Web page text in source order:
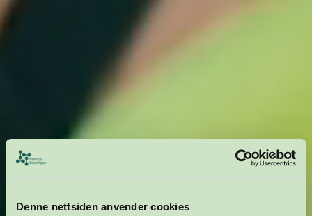
Denne nettsiden anvender cookies